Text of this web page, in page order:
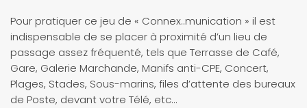
Pour pratiquer ce jeu de « Connex..munication » il est
indispensable de se placer à proximité d’un lieu de
passage assez fréquenté, tels que Terrasse de Café,
Gare, Galerie Marchande, Manifs anti-CPE, Concert,
Plages, Stades, Sous-marins, files d’attente des bureaux
de Poste, devant votre Télé, etc…